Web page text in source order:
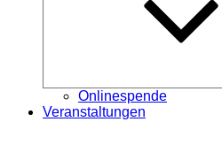
Onlinespende
Veranstaltungen